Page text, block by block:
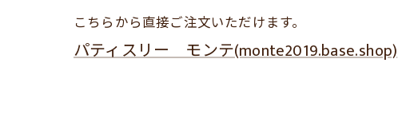
こちらから直接ご注文いただけます。
パティスリー モンテ(monte2019.base.shop)